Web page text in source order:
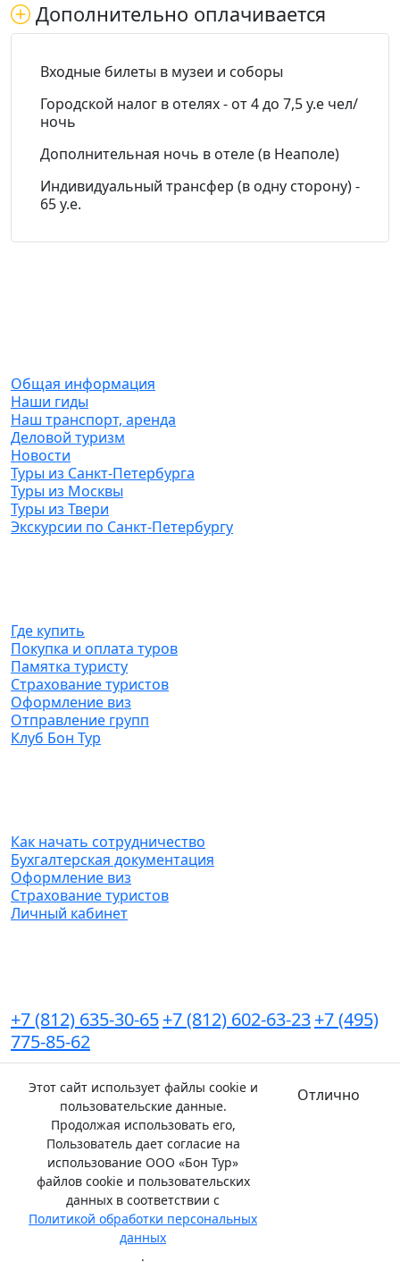
Дополнительно оплачивается
Входные билеты в музеи и соборы
Городской налог в отелях - от 4 до 7,5 у.е чел/
ночь
Дополнительная ночь в отеле (в Неаполе)
Индивидуальный трансфер (в одну сторону) -
65 у.е.
Этот сайт использует файлы cookie и
пользовательские данные.
Продолжая использовать его,
Пользователь дает согласие на
использование ООО «Бон Тур»
файлов cookie и пользовательских
данных в соответствии с
Политикой обработки персональных
данных
.
Отлично
Общая информация
Наши гиды
Наш транспорт, аренда
Деловой туризм
Новости
Туры из Санкт-Петербурга
Туры из Москвы
Туры из Твери
Экскурсии по Санкт-Петербургу
Где купить
Покупка и оплата туров
Памятка туристу
Страхование туристов
Оформление виз
Отправление групп
Клуб Бон Тур
Как начать сотрудничество
Бухгалтерская документация
Оформление виз
Страхование туристов
Личный кабинет
+7 (812) 635-30-65+7 (812) 602-63-23+7 (495)
775-85-62
Мы в соц.сетях
Карта сайтаПолитика конфиденциальности
Реестровый номер в едином федеральном реестре
туроператоров:РТО 008483
© 2026 ООО «Бон Тур»